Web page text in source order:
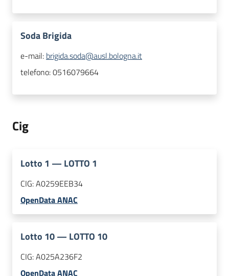
Soda Brigida
e-mail: brigida.soda@ausl.bologna.it
telefono:0516079664
Cig
Lotto 1 — LOTTO 1
CIG:A0259EEB34
OpenData ANAC
Lotto 10— LOTTO 10
CIG:A025A236F2
OpenData ANAC